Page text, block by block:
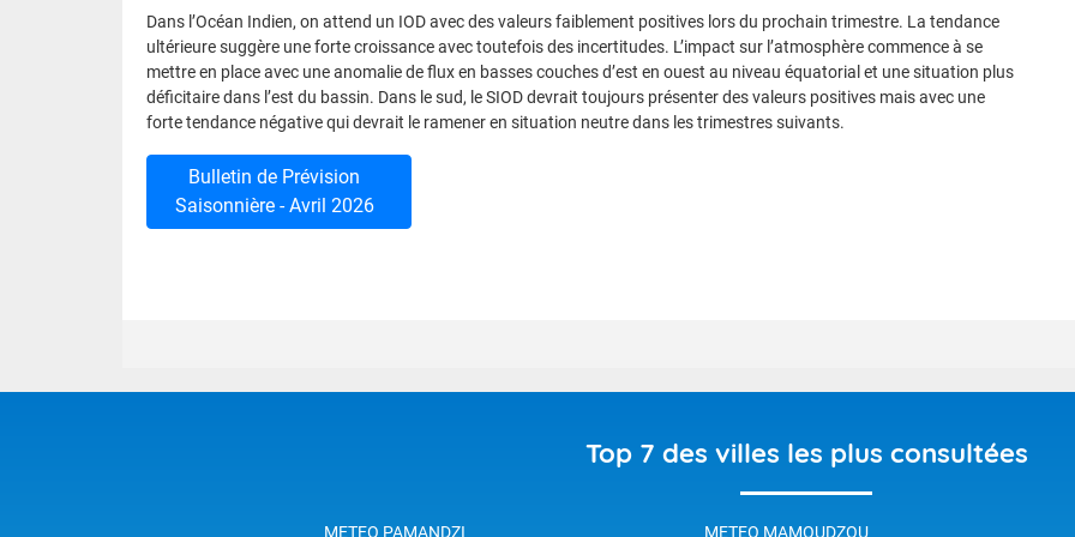
Dans l’Océan Indien, on attend un IOD avec des valeurs faiblement positives lors du prochain trimestre. La tendance
ultérieure suggère une forte croissance avec toutefois des incertitudes. L’impact sur l’atmosphère commence à se
mettre en place avec une anomalie de flux en basses couches d’est en ouest au niveau équatorial et une situation plus
déficitaire dans l’est du bassin. Dans le sud, le SIOD devrait toujours présenter des valeurs positives mais avec une
forte tendance négative qui devrait le ramener en situation neutre dans les trimestres suivants.
Bulletin de Prévision
Saisonnière - Avril 2026
Top 7 des villes les plus consultées
METEO PAMANDZI METEO MAMOUDZOU